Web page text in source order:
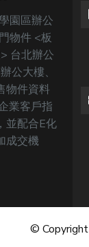
園區辦公
物件 <板
台北辦公
公大樓、
物件資料
業客戶指
並配合E化
成交機
© Copyright